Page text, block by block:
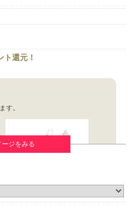
還元！
す。
ジをみる